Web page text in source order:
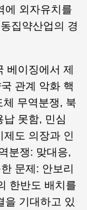
에 외자유치를
집약산업의 경
베이징에서 제
관계 악화 핵
무역분쟁, 북
납 못함, 민심
도 의장과 인
분쟁: 맞대응,
문제: 안보리
한반도 배치를
을 기대하고 있